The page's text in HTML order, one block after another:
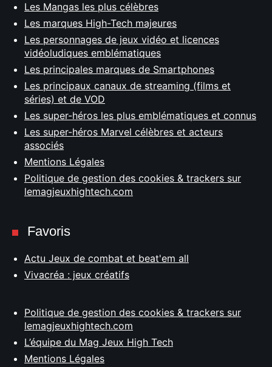
Les Mangas les plus célèbres
Les marques High-Tech majeures
Les personnages de jeux vidéo et licences
vidéoludiques emblématiques
Les principales marques de Smartphones
Les principaux canaux de streaming (films et
séries) et de VOD
Les super-héros les plus emblématiques et connus
Les super-héros Marvel célèbres et acteurs
associés
Mentions Légales
Politique de gestion des cookies & trackers sur
lemagjeuxhightech.com
Favoris
Actu Jeux de combat et beat'em all
Vivacréa : jeux créatifs
Politique de gestion des cookies & trackers sur
lemagjeuxhightech.com
L’équipe du Mag Jeux High Tech
Mentions Légales